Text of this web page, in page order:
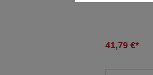
41,79 €*